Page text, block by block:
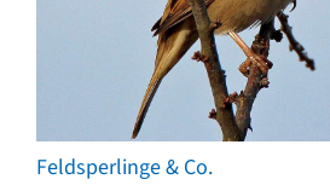
Feldsperlinge & Co.